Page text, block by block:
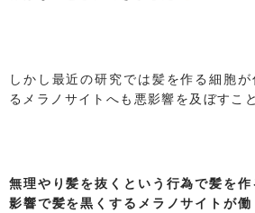
しかし最近の研究では髪を作る細胞
るメラノサイトへも悪影響を及ぼすこ
無理やり髪を抜くという行為で髪を作
影響で髪を黒くするメラノサイトが